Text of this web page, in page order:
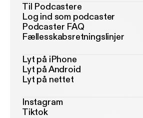
Til Podcastere
Log ind som podcaster
Podcaster FAQ
Fællesskabsretningslinjer
Lyt på iPhone
Lyt på Android
Lyt på nettet
Instagram
Tiktok